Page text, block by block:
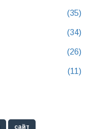
(35)
(34)
(26)
(11)
сайт